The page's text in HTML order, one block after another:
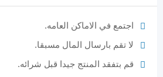
اجتمع في الاماكن العامه.
لا تقم بارسال المال مسبقا.
قم بتفقد المنتج جيدا قبل شرائه.